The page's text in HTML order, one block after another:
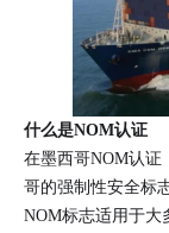
什么是NOM认证
在墨西哥NOM认证
哥的强制性安全标
NOM标志适用于大